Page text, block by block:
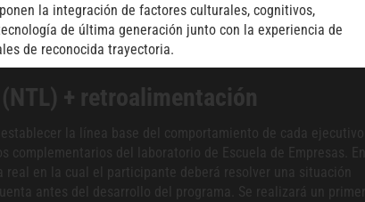
la integración de factores culturales, cognitivos,
de última generación junto con la experiencia de
de reconocida trayectoria.
+ retroalimentación
la línea base del comportamiento de cada ejecutivo
del laboratorio de Escuela de Empresas. En
en la cual el participante deberá resolver una situación
antes del desarrollo del programa. Se realizará un primer